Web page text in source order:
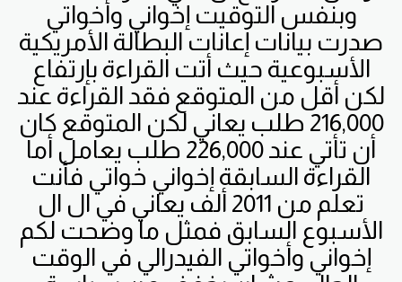
وبنفس التوقيت إخواني وأخواتي
صدرت بيانات إعانات البطالة الأمريكية
الأسبوعية حيث أتت القراءة بإرتفاع
لكن أقل من المتوقع فقد القراءة عند
216,000 طلب يعاني لكن المتوقع كان
أن تأتي عند 226,000 طلب يعامل أما
القراءة السابقة إخواني خواتي فأنت
تعلم من 2011 ألف يعاني في ال ال
الأسبوع السابق فمثل ما وضحت لكم
إخواني وأخواتي الفيدرالي في الوقت